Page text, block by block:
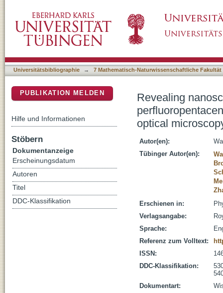
and tip-enhanced near-field optical
Universitätsbibliographie → 7 Mathematisch-Naturwissenschaftliche Fakultät
Revealing
optical
Autor(en):
Tübinger Autor(en):
Erschienen in:
Verlagsangabe:
Sprache:
Referenz zum Volltext:
ISSN:
DDC-Klassifikation:
Dokumentart:
PUBLIKATION MELDEN
Hilfe und Informationen
Stöbern
Dokumentanzeige
Erscheinungsdatum
Autoren
Titel
DDC-Klassifikation